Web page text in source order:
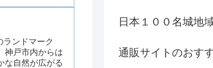
ランドマーク
神戸市内からは
な自然が広がる
日本１００名城地
通販サイトのおす